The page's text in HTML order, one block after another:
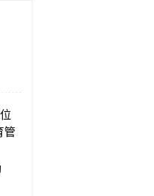
管